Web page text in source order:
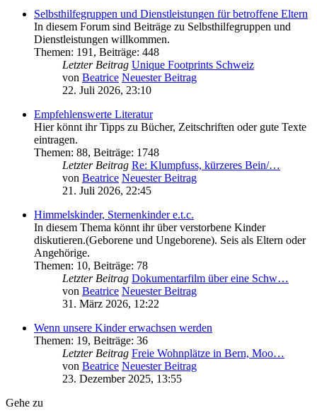
Selbsthilfegruppen und Dienstleistungen für betroffene Eltern
In diesem Forum sind Beiträge zu Selbsthilfegruppen und
Dienstleistungen willkommen.
Themen: 191, Beiträge: 448
Letzter Beitrag Unique Footprints Schweiz
von Beatrice Neuester Beitrag
22. Juli 2026, 23:10
Empfehlenswerte Literatur
Hier könnt ihr Tipps zu Bücher, Zeitschriften oder gute Texte
eintragen.
Themen: 88, Beiträge: 1748
Letzter Beitrag Re: Klumpfuss, kürzeres Bein/…
von Beatrice Neuester Beitrag
21. Juli 2026, 22:45
Himmelskinder, Sternenkinder e.t.c.
In diesem Thema könnt ihr über verstorbene Kinder
diskutieren.(Geborene und Ungeborene). Seis als Eltern oder
Angehörige.
Themen: 10, Beiträge: 78
Letzter Beitrag Dokumentarfilm über eine Schw…
von Beatrice Neuester Beitrag
31. März 2026, 12:22
Wenn unsere Kinder erwachsen werden
Themen: 19, Beiträge: 36
Letzter Beitrag Freie Wohnplätze in Bern, Moo…
von Beatrice Neuester Beitrag
23. Dezember 2025, 13:55
Gehe zu